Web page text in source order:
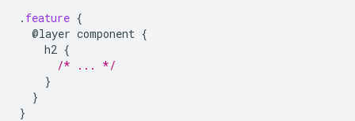
. feature {
@layer component {
h2 {
/* ... */
}
}
}